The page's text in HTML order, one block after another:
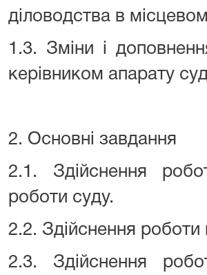
діловодства в
1.3. Зміни і
керівником апарату
2. Основні завдання
2.1. Здійснення
роботи суду.
2.2. Здійснення роботи
2.3. Здійснення